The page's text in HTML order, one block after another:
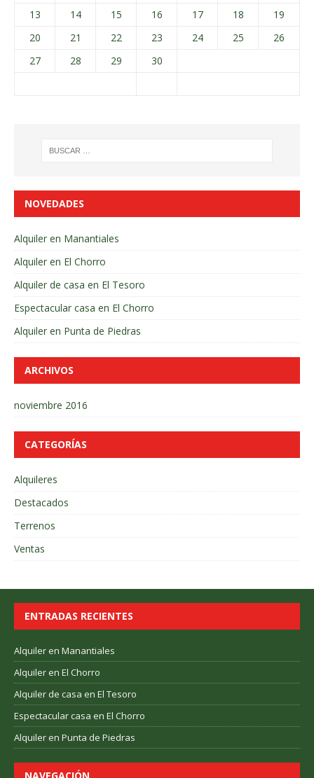
13
14 15 16 17 18
19
20
21 22 23 24 25
26
27
28 29 30
NOVEDADES
Alquiler en Manantiales
Alquiler en El Chorro
Alquiler de casa en El Tesoro
Espectacular casa en El Chorro
Alquiler en Punta de Piedras
ARCHIVOS
noviembre 2016
CATEGORÍAS
Alquileres
Destacados
Terrenos
Ventas
ENTRADAS RECIENTES
Alquiler en Manantiales
Alquiler en El Chorro
Alquiler de casa en El Tesoro
Espectacular casa en El Chorro
Alquiler en Punta de Piedras